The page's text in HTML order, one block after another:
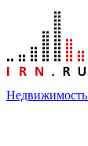
Недвижимость